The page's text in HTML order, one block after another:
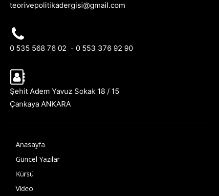
teorivepolitikadergisi@gmail.com
0 535 568 76 02 - 0 553 376 92 90
Şehit Adem Yavuz Sokak 18 / 15
Çankaya ANKARA
Anasayfa
Güncel Yazılar
Kürsü
Video